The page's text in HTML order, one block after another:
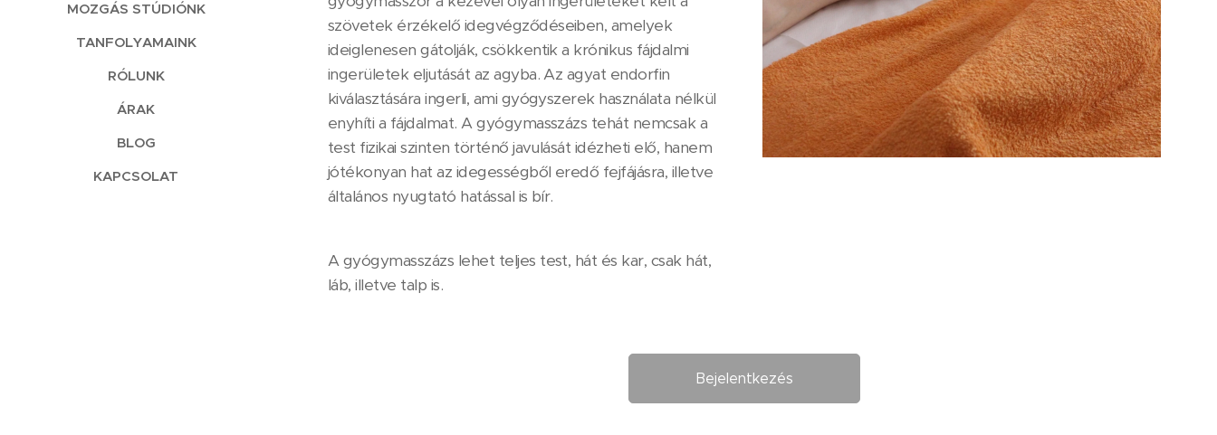
MOZGÁS STÚDIÓNK
TANFOLYAMAINK
RÓLUNK
ÁRAK
BLOG
KAPCSOLAT
szövetek érzékelő idegvégződéseiben, amelyek
ideiglenesen gátolják, csökkentik a krónikus fájdalmi
ingerületek eljutását az agyba. Az agyat endorfin
kiválasztására ingerli, ami gyógyszerek használata nélkül
enyhíti a fájdalmat. A gyógymasszázs tehát nemcsak a
test fizikai szinten történő javulását idézheti elő, hanem
jótékonyan hat az idegességből eredő fejfájásra, illetve
általános nyugtató hatással is bír.
A gyógymasszázs lehet teljes test, hát és kar, csak hát,
láb, illetve talp is.
Bejelentkezés